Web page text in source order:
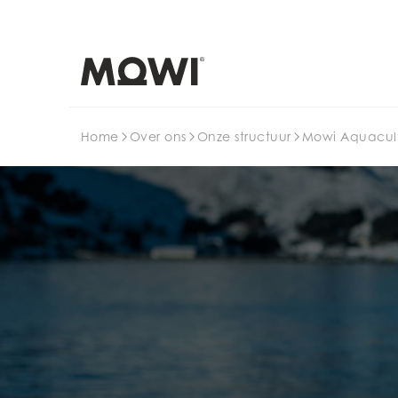
Home Over ons Onze structuur Mowi